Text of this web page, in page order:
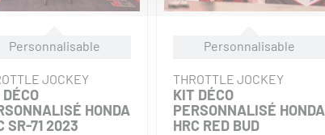
Personnalisable
JOCKEY
HONDA
SR-71 2023
Personnalisable
THROTTLE JOCKEY
KIT DÉCO
PERSONNALISÉ HONDA
HRC RED BUD